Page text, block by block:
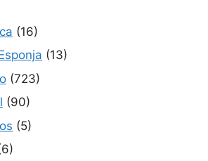
(16)
(13)
(723)
(90)
(5)